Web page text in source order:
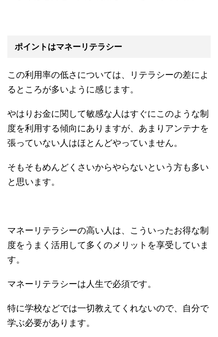
ポイントはマネーリテラシー
この利用率の低さについては、リテラシーの差によ
るところが多いように感じます。
やはりお金に関して敏感な人はすぐにこのような制
度を利用する傾向にありますが、あまりアンテナを
張っていない人はほとんどやっていません。
そもそもめんどくさいからやらないという方も多い
と思います。
マネーリテラシーの高い人は、こういったお得な制
度をうまく活用して多くのメリットを享受していま
す。
マネーリテラシーは人生で必須です。
特に学校などでは一切教えてくれないので、自分で
学ぶ必要があります。